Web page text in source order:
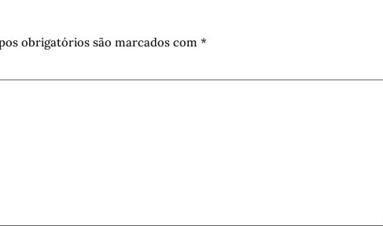
obrigatórios são marcados com *